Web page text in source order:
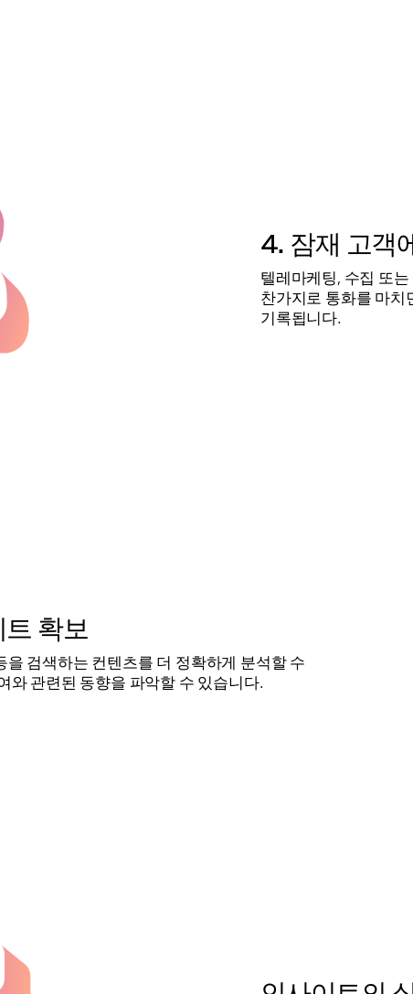
4. 잠재 고객
텔레마케팅, 수집 또
찬가지로 통화를 마치
기록됩니다.
확보
검색하는 컨텐츠를 더 정확하게 분석할 수
와 관련된 동향을 파악할 수 있습니다.